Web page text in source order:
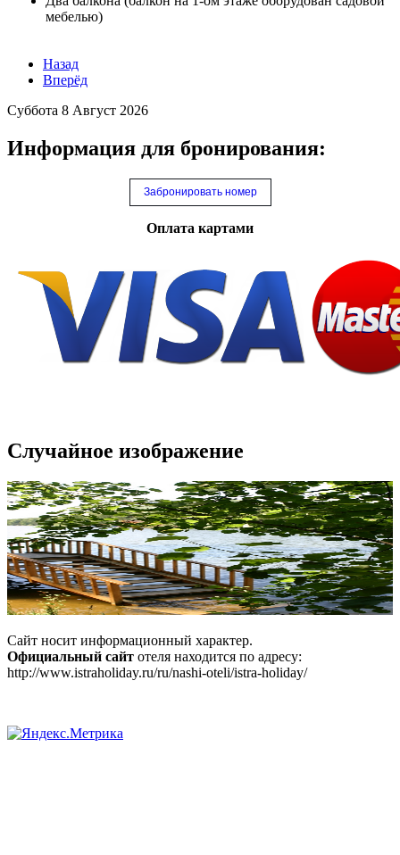
мебелью)
Назад
Вперёд
Суббота 8 Август 2026
Информация для бронирования:
Забронировать номер
Оплата картами
Случайное изображение
Сайт носит информационный характер.
Официальный сайт отеля находится по адресу:
http://www.istrаholidаy.ru/ru/nashi-оteli/istra-holiday/